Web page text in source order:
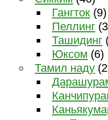
Гангток (9)
Пеллинг
Ташидинг
Юксом (6)
Тамил наду